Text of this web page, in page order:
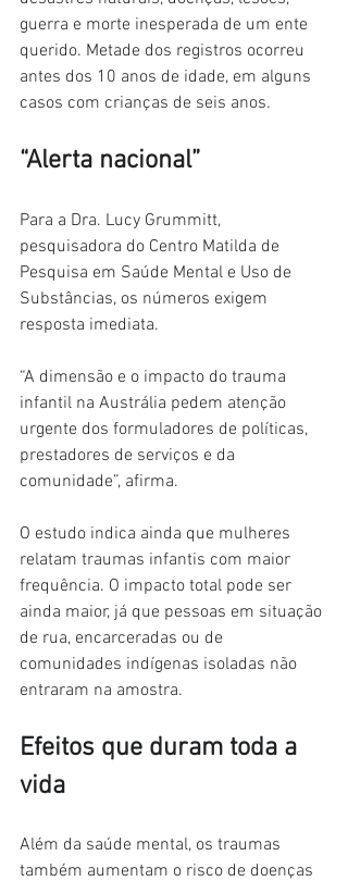
guerra e morte inesperada de um ente
querido. Metade dos registros ocorreu
antes dos 10 anos de idade, em alguns
casos com crianças de seis anos.
“Alerta nacional”
Para a Dra. Lucy Grummitt,
pesquisadora do Centro Matilda de
Pesquisa em Saúde Mental e Uso de
Substâncias, os números exigem
resposta imediata.
“A dimensão e o impacto do trauma
infantil na Austrália pedem atenção
urgente dos formuladores de políticas,
prestadores de serviços e da
comunidade”, afirma.
O estudo indica ainda que mulheres
relatam traumas infantis com maior
frequência. O impacto total pode ser
ainda maior, já que pessoas em situação
de rua, encarceradas ou de
comunidades indígenas isoladas não
entraram na amostra.
Efeitos que duram toda a
vida
Além da saúde mental, os traumas
também aumentam o risco de doenças